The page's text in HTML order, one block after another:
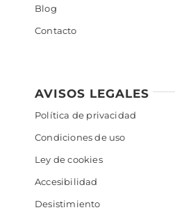
Blog
Contacto
AVISOS LEGALES
Política de privacidad
Condiciones de uso
Ley de cookies
Accesibilidad
Desistimiento